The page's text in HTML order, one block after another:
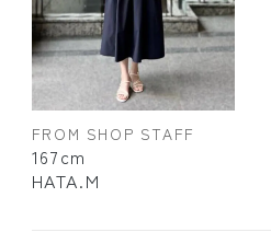
FROM SHOP STAFF
167cm
HATA.M